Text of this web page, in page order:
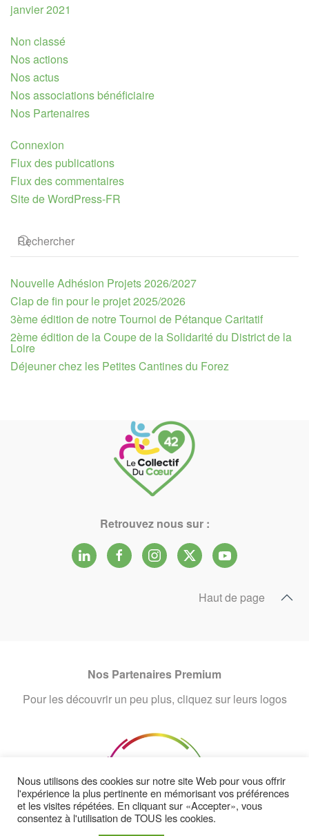
janvier 2021
Non classé
Nos actions
Nos actus
Nos associations bénéficiaire
Nos Partenaires
Connexion
Flux des publications
Flux des commentaires
Site de WordPress-FR
Nouvelle Adhésion Projets 2026/2027
Clap de fin pour le projet 2025/2026
3ème édition de notre Tournoi de Pétanque Caritatif
2ème édition de la Coupe de la Solidarité du District de la
Loire
Déjeuner chez les Petites Cantines du Forez
Retrouvez nous sur :
Haut de page
Nos Partenaires Premium
Pour les découvrir un peu plus, cliquez sur leurs logos
Nous utilisons des cookies sur notre site Web pour vous offrir
l'expérience la plus pertinente en mémorisant vos préférences
et les visites répétées. En cliquant sur «Accepter», vous
consentez à l'utilisation de TOUS les cookies.